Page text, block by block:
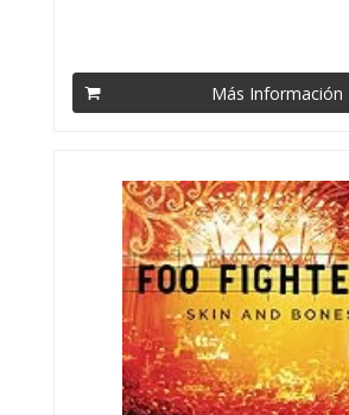
Más Información